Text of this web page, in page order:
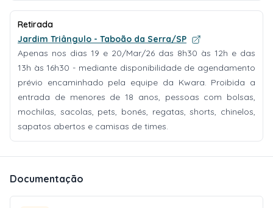
Retirada
Jardim Triângulo - Taboão da Serra/SP
Apenas nos dias 19 e 20/Mar/26 das 8h30 às 12h e das
13h às 16h30 - mediante disponibilidade de agendamento
prévio encaminhado pela equipe da Kwara. Proibida a
entrada de menores de 18 anos, pessoas com bolsas,
mochilas, sacolas, pets, bonés, regatas, shorts, chinelos,
sapatos abertos e camisas de times.
Documentação